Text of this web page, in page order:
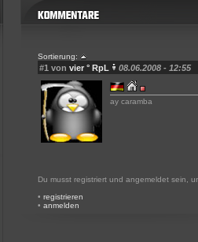
Sortierung:
#1 von vier ° RpL 08.06.2008 - 12:55
ay caramba
Du musst registriert und angemeldet sein,
• registrieren
• anmelden